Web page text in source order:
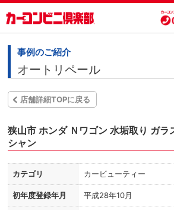
事例のご紹介
オートリペール
店舗詳細TOPに戻る
狭山市 ホンダ Ｎワゴン 水垢取り ガラ
シャン
カテゴリ カービューティー
初年度登録年月 平成28年10月